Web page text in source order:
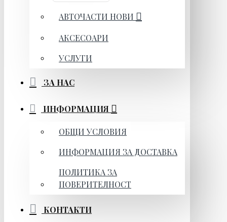
АВТОЧАСТИ НОВИ
АКСЕСОАРИ
УСЛУГИ
ЗА НАС
ИНФОРМАЦИЯ
ОБЩИ УСЛОВИЯ
ИНФОРМАЦИЯ ЗА ДОСТАВКА
ПОЛИТИКА ЗА
ПОВЕРИТЕЛНОСТ
КОНТАКТИ